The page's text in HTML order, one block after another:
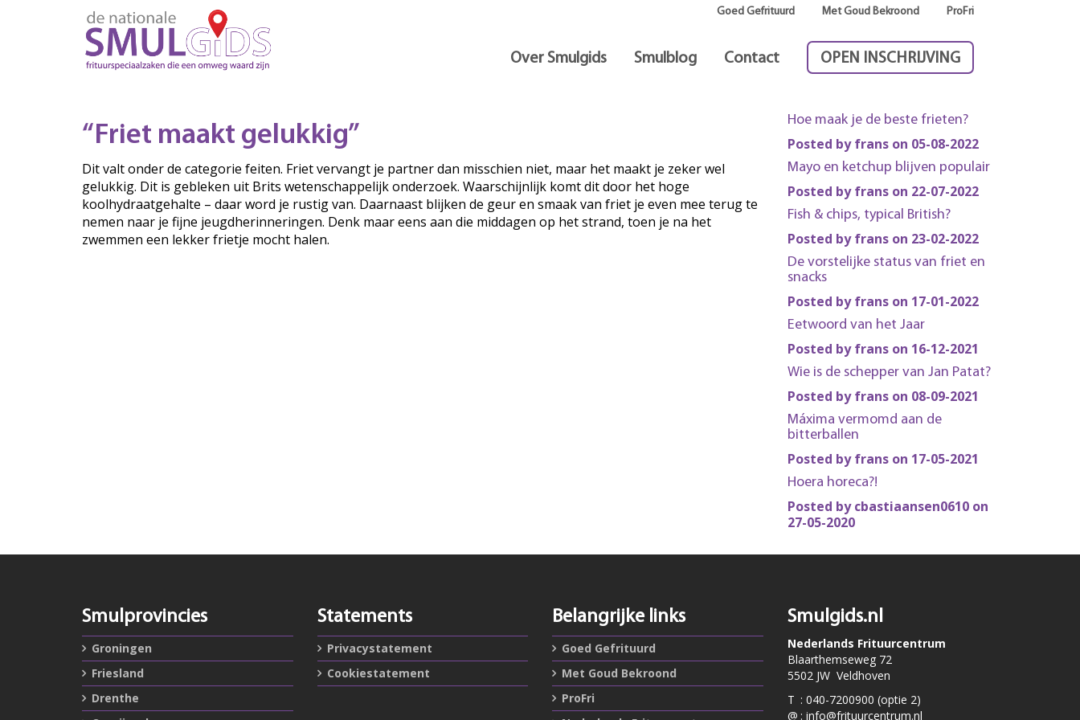
Goed Gefrituurd Met Goud Bekroond ProFri
Over Smulgids Smulblog Contact OPEN INSCHRIJVING
“Friet maakt gelukkig”
Dit valt onder de categorie feiten. Friet vervangt je partner dan misschien niet, maar het maakt je zeker wel
gelukkig. Dit is gebleken uit Brits wetenschappelijk onderzoek. Waarschijnlijk komt dit door het hoge
koolhydraatgehalte – daar word je rustig van. Daarnaast blijken de geur en smaak van friet je even mee terug te
nemen naar je fijne jeugdherinneringen. Denk maar eens aan die middagen op het strand, toen je na het
zwemmen een lekker frietje mocht halen.
Hoe maak je de beste frieten?
Posted by frans on 05-08-2022
Mayo en ketchup blijven populair
Posted by frans on 22-07-2022
Fish & chips, typical British?
Posted by frans on 23-02-2022
De vorstelijke status van friet en
snacks
Posted by frans on 17-01-2022
Eetwoord van het Jaar
Posted by frans on 16-12-2021
Wie is de schepper van Jan Patat?
Posted by frans on 08-09-2021
Máxima vermomd aan de
bitterballen
Posted by frans on 17-05-2021
Hoera horeca?!
Posted by cbastiaansen0610 on
27-05-2020
Smulprovincies
Groningen
Friesland
Drenthe
Statements
Privacystatement
Cookiestatement
Belangrijke links
Goed Gefrituurd
Met Goud Bekroond
ProFri
Smulgids.nl
Nederlands Frituurcentrum
Blaarthemseweg 72
5502 JW Veldhoven
T : 040-7200900 (optie 2)
@ : info@frituurcentrum.nl